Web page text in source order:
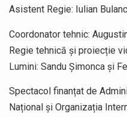
Asistent Regie: Iulian
Coordonator tehnic:
Regie tehnică și proiecție
Lumini: Sandu Șimonca și
Spectacol finanțat de
Național și Organizația